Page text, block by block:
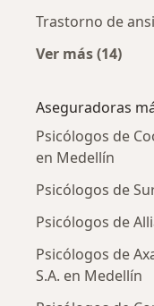
Trastorno de
Ver más (14)
Aseguradoras
Psicólogos de
en Medellín
Psicólogos de
Psicólogos de
Psicólogos de
S.A. en Medellín